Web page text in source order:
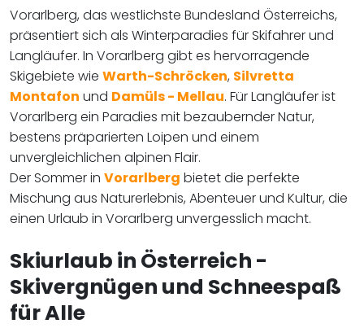
Vorarlberg, das westlichste Bundesland Österreichs,
präsentiert sich als Winterparadies für Skifahrer und
Langläufer. In Vorarlberg gibt es hervorragende
Skigebiete wie Warth-Schröcken, Silvretta
Montafon und Damüls - Mellau. Für Langläufer ist
Vorarlberg ein Paradies mit bezaubernder Natur,
bestens präparierten Loipen und einem
unvergleichlichen alpinen Flair.
Der Sommer in Vorarlberg bietet die perfekte
Mischung aus Naturerlebnis, Abenteuer und Kultur, die
einen Urlaub in Vorarlberg unvergesslich macht.
Skiurlaub in Österreich -
Skivergnügen und Schneespaß
für Alle